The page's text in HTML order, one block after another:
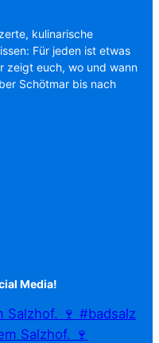
kulinarische
Für jeden ist etwas
zeigt euch, wo und wann
Schötmar bis nach
Media!
🍷 #badsalz